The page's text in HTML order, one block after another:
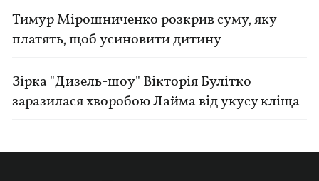
Тимур Мірошниченко розкрив суму, яку
платять, щоб усиновити дитину
Зірка "Дизель-шоу" Вікторія Булітко
заразилася хворобою Лайма від укусу кліща